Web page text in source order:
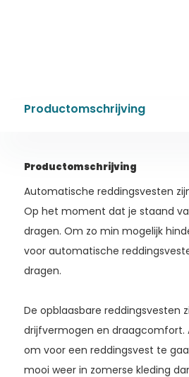
Productomschrijving
Productomschrijving
Automatische reddingsvesten
Op het moment dat je staand
dragen. Om zo min mogelijk
voor automatische
dragen.
De opblaasbare reddingsvesten
drijfvermogen en draagcomfort.
om voor een reddingsvest te
mooi weer in zomerse kleding